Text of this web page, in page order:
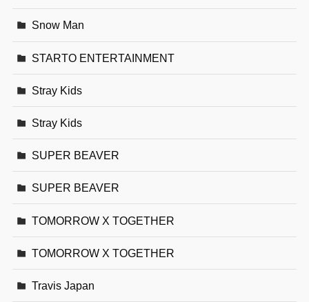
Snow Man
STARTO ENTERTAINMENT
Stray Kids
Stray Kids
SUPER BEAVER
SUPER BEAVER
TOMORROW X TOGETHER
TOMORROW X TOGETHER
Travis Japan